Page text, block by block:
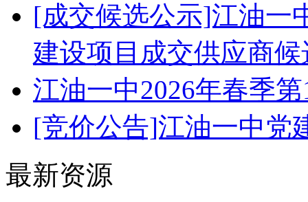
[成交候选公示]江油一
建设项目成交供应商
江油一中2026年春季
[竞价公告]江油一中党
最新资源